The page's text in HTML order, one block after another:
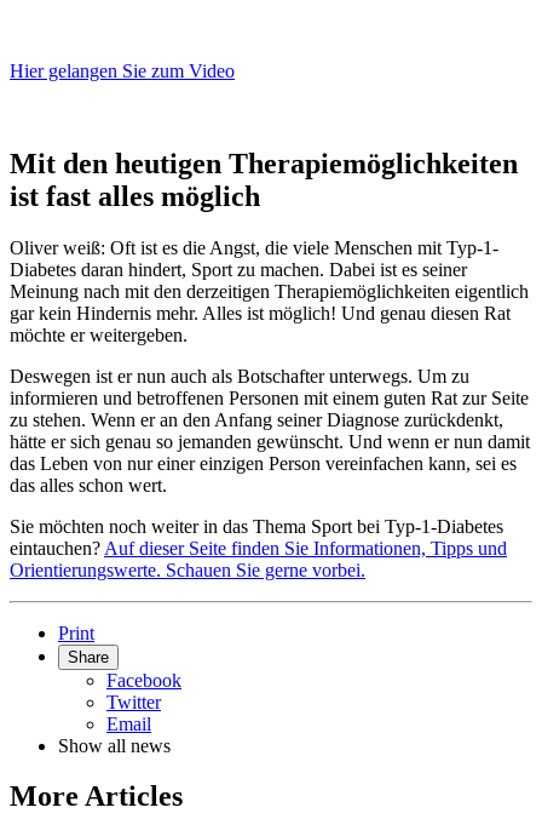
Hier gelangen Sie zum Video
Mit den heutigen Therapiemöglichkeiten
ist fast alles möglich
Oliver weiß: Oft ist es die Angst, die viele Menschen mit Typ-1-
Diabetes daran hindert, Sport zu machen. Dabei ist es seiner
Meinung nach mit den derzeitigen Therapiemöglichkeiten eigentlich
gar kein Hindernis mehr. Alles ist möglich! Und genau diesen Rat
möchte er weitergeben.
Deswegen ist er nun auch als Botschafter unterwegs. Um zu
informieren und betroffenen Personen mit einem guten Rat zur Seite
zu stehen. Wenn er an den Anfang seiner Diagnose zurückdenkt,
hätte er sich genau so jemanden gewünscht. Und wenn er nun damit
das Leben von nur einer einzigen Person vereinfachen kann, sei es
das alles schon wert.
Sie möchten noch weiter in das Thema Sport bei Typ-1-Diabetes
eintauchen? Auf dieser Seite finden Sie Informationen, Tipps und
Orientierungswerte. Schauen Sie gerne vorbei.
Print
Share
Facebook
Twitter
Email
Show all news
More Articles